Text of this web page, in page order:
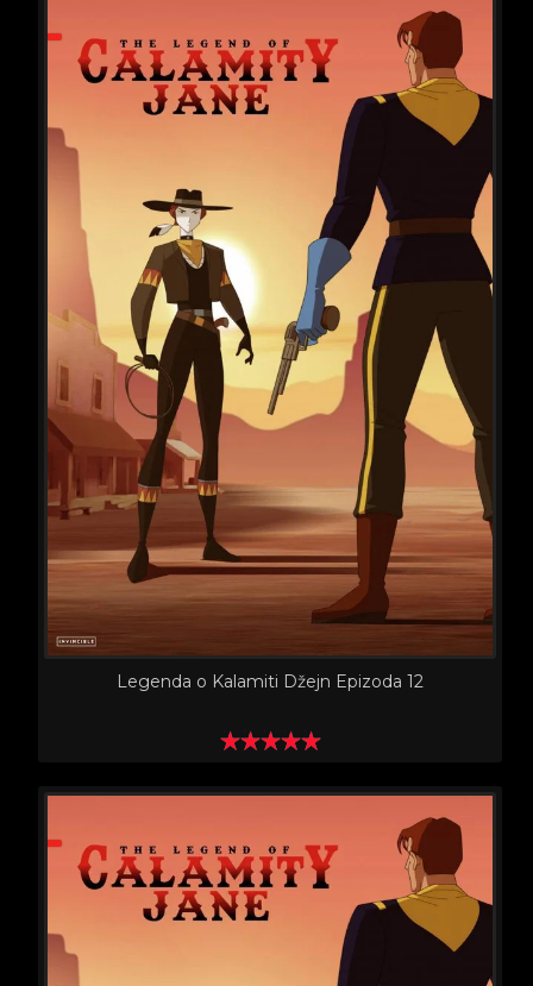
Legenda o Kalamiti Džejn Epizoda 12